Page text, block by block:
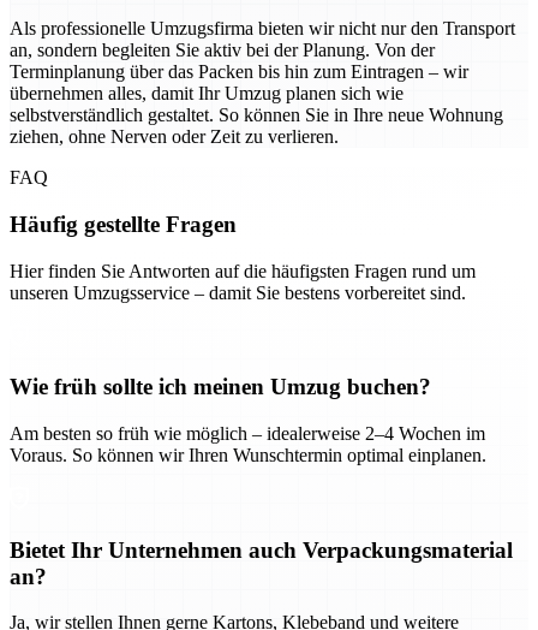
Als professionelle Umzugsfirma bieten wir nicht nur den Transport
an, sondern begleiten Sie aktiv bei der Planung. Von der
Terminplanung über das Packen bis hin zum Eintragen – wir
übernehmen alles, damit Ihr Umzug planen sich wie
selbstverständlich gestaltet. So können Sie in Ihre neue Wohnung
ziehen, ohne Nerven oder Zeit zu verlieren.
FAQ
Häufig gestellte Fragen
Hier finden Sie Antworten auf die häufigsten Fragen rund um
unseren Umzugsservice – damit Sie bestens vorbereitet sind.
Wie früh sollte ich meinen Umzug buchen?
Am besten so früh wie möglich – idealerweise 2–4 Wochen im
Voraus. So können wir Ihren Wunschtermin optimal einplanen.
Bietet Ihr Unternehmen auch Verpackungsmaterial
an?
Ja, wir stellen Ihnen gerne Kartons, Klebeband und weitere